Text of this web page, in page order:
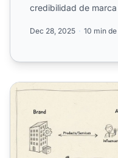
credibilidad de
Dec 28, 2025 10 min
¿Cómo Apoya el